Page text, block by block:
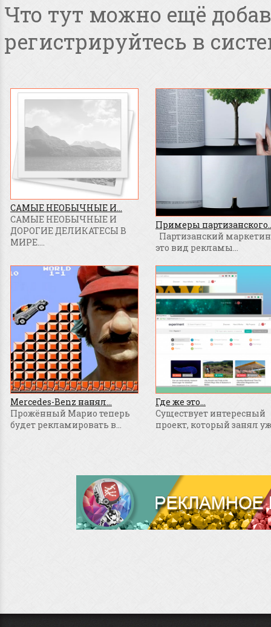
Что тут можно ещё
регистрируйтесь в
САМЫЕ НЕОБЫЧНЫЕ И...
САМЫЕ НЕОБЫЧНЫЕ И
ДОРОГИЕ ДЕЛИКАТЕСЫ В
МИРЕ....
Примеры
Партизанский
это вид рекламы...
Mercedes-Benz нанял...
Прожённый Марио теперь
будет рекламировать в...
Где же это...
Существует интересный
проект, который занял